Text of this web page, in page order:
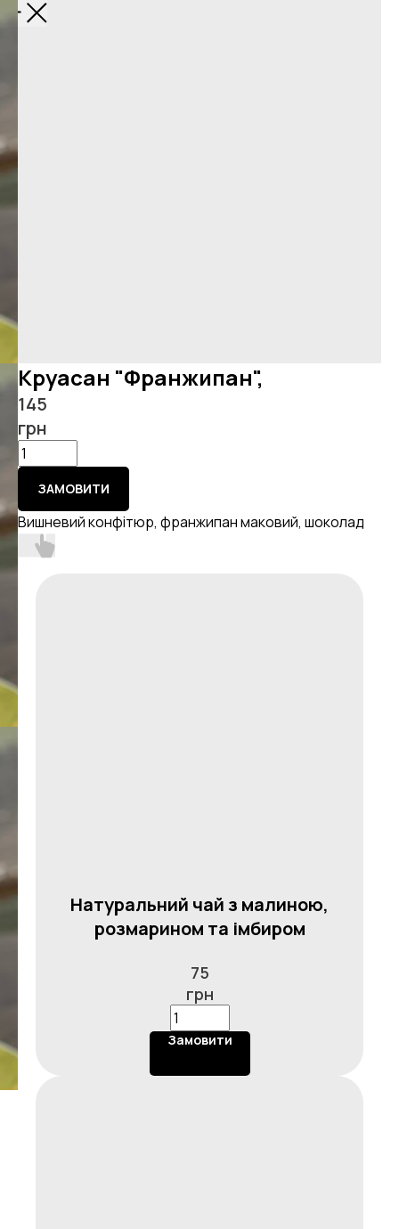
Назад
Круасан "Франжипан",
145
грн
ЗАМОВИТИ
Вишневий конфітюр, франжипан маковий, шоколад
Натуральний чай з малиною,
розмарином та імбиром
75
грн
Замовити